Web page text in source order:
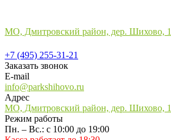
МО, Дмитровский район, дер. Шихово,
+7 (495) 255-31-21
Заказать звонок
E-mail
info@parkshihovo.ru
Адрес
МО, Дмитровский район, дер. Шихово,
Режим работы
Пн. – Вс.: с 10:00 до 19:00